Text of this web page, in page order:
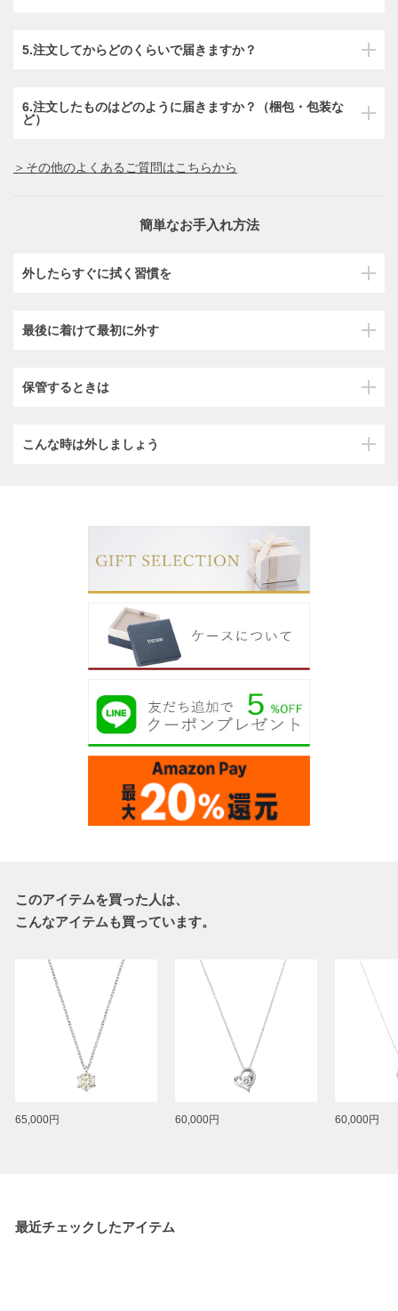
5.注文してからどのくらいで届きますか？
6.注文したものはどのように届きますか？（梱包・包装な
ど）
＞その他のよくあるご質問はこちらから
簡単なお手入れ方法
外したらすぐに拭く習慣を
最後に着けて最初に外す
保管するときは
こんな時は外しましょう
このアイテムを買った人は、
こんなアイテムも買っています。
65,000円 60,000円 60,000円
最近チェックしたアイテム